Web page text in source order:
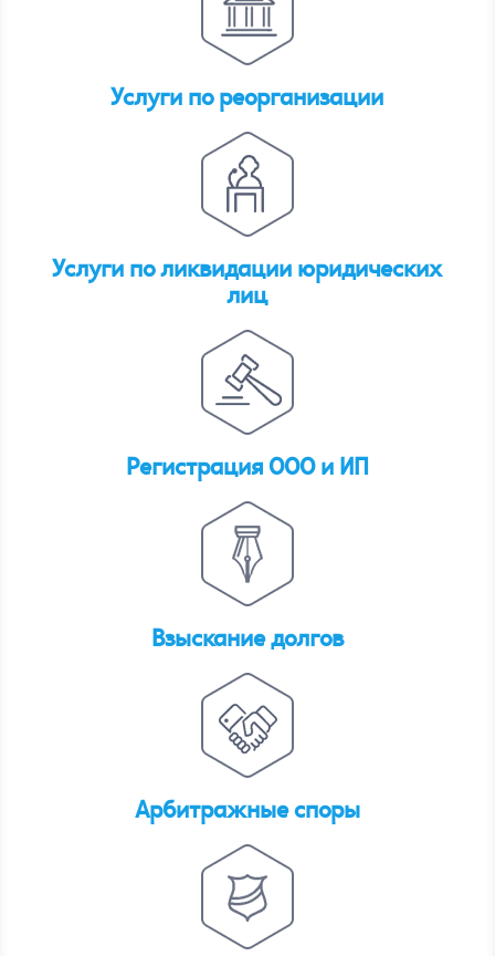
Услуги по реорганизации
Услуги по ликвидации юридических
лиц
Регистрация ООО и ИП
Взыскание долгов
Арбитражные споры